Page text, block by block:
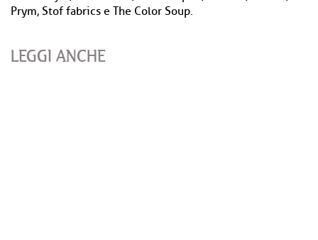
Prym, Stof fabrics e The Color Soup.
LEGGI ANCHE